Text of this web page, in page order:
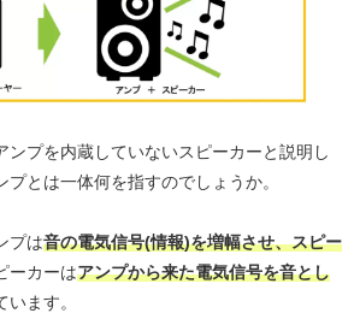
ンプを内蔵していないスピーカーと説明し
プとは一体何を指すのでしょうか。
プは音の電気信号(情報)を増幅させ、スピー
ーカーはアンプから来た電気信号を音とし
ます。